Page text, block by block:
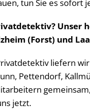
tun Sie es sofort
Unser
(Forst) und
liefern
Pettendorf,
jetzt.